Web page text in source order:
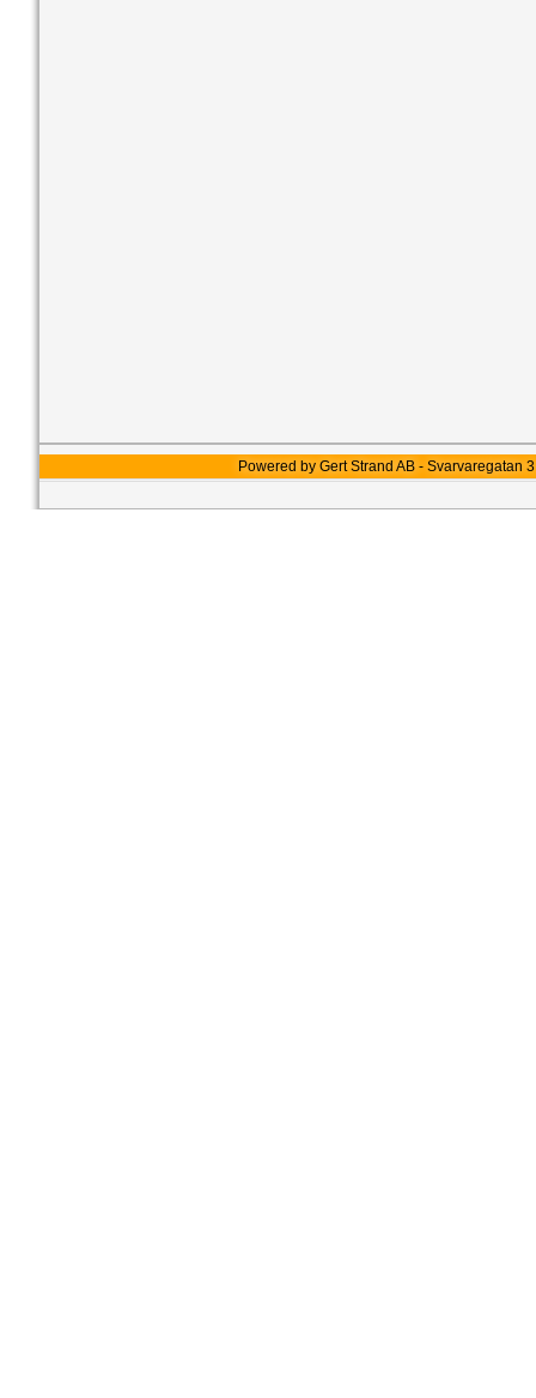
Powered by Gert Strand AB -